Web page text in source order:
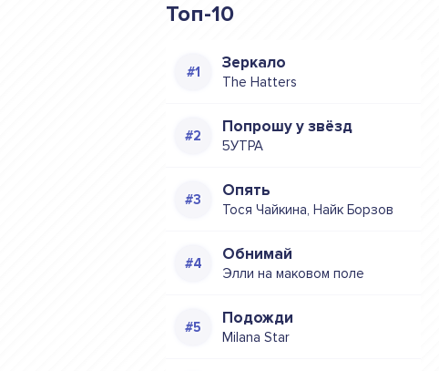
Топ-10
Зеркало
The Hatters
Попрошу у звёзд
5УТРА
Опять
Тося Чайкина, Найк Борзов
Обнимай
Элли на маковом поле
Подожди
Milana Star